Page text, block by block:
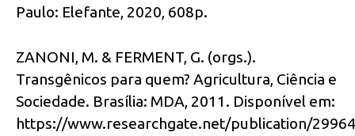
Paulo: Elefante, 2020, 608p.
ZANONI, M. & FERMENT, G. (orgs.).
Transgênicos para quem? Agricultura, Ciência e
Sociedade. Brasília: MDA, 2011. Disponível em:
https://www.researchgate.net/publication/